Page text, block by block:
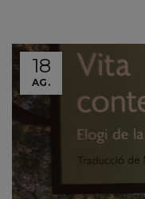
18
AG.